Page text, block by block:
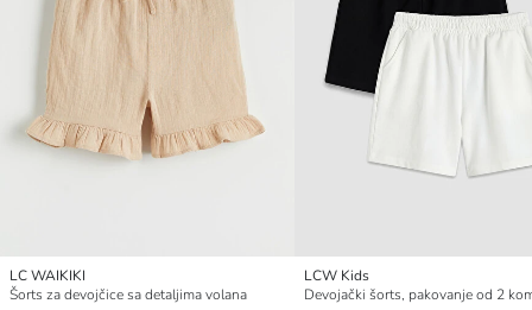
LC WAIKIKI
Šorts za devojčice sa detaljima volana
LCW Kids
Devojački šorts, pakovanje od 2